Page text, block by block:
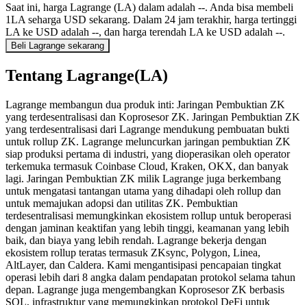
Saat ini, harga Lagrange (LA) dalam adalah --. Anda bisa membeli
1LA seharga USD sekarang. Dalam 24 jam terakhir, harga tertinggi
LA ke USD adalah --, dan harga terendah LA ke USD adalah --.
Beli Lagrange sekarang
Tentang Lagrange(LA)
Lagrange membangun dua produk inti: Jaringan Pembuktian ZK
yang terdesentralisasi dan Koprosesor ZK. Jaringan Pembuktian ZK
yang terdesentralisasi dari Lagrange mendukung pembuatan bukti
untuk rollup ZK. Lagrange meluncurkan jaringan pembuktian ZK
siap produksi pertama di industri, yang dioperasikan oleh operator
terkemuka termasuk Coinbase Cloud, Kraken, OKX, dan banyak
lagi. Jaringan Pembuktian ZK milik Lagrange juga berkembang
untuk mengatasi tantangan utama yang dihadapi oleh rollup dan
untuk memajukan adopsi dan utilitas ZK. Pembuktian
terdesentralisasi memungkinkan ekosistem rollup untuk beroperasi
dengan jaminan keaktifan yang lebih tinggi, keamanan yang lebih
baik, dan biaya yang lebih rendah. Lagrange bekerja dengan
ekosistem rollup teratas termasuk ZKsync, Polygon, Linea,
AltLayer, dan Caldera. Kami mengantisipasi pencapaian tingkat
operasi lebih dari 8 angka dalam pendapatan protokol selama tahun
depan. Lagrange juga mengembangkan Koprosesor ZK berbasis
SQL, infrastruktur yang memungkinkan protokol DeFi untuk